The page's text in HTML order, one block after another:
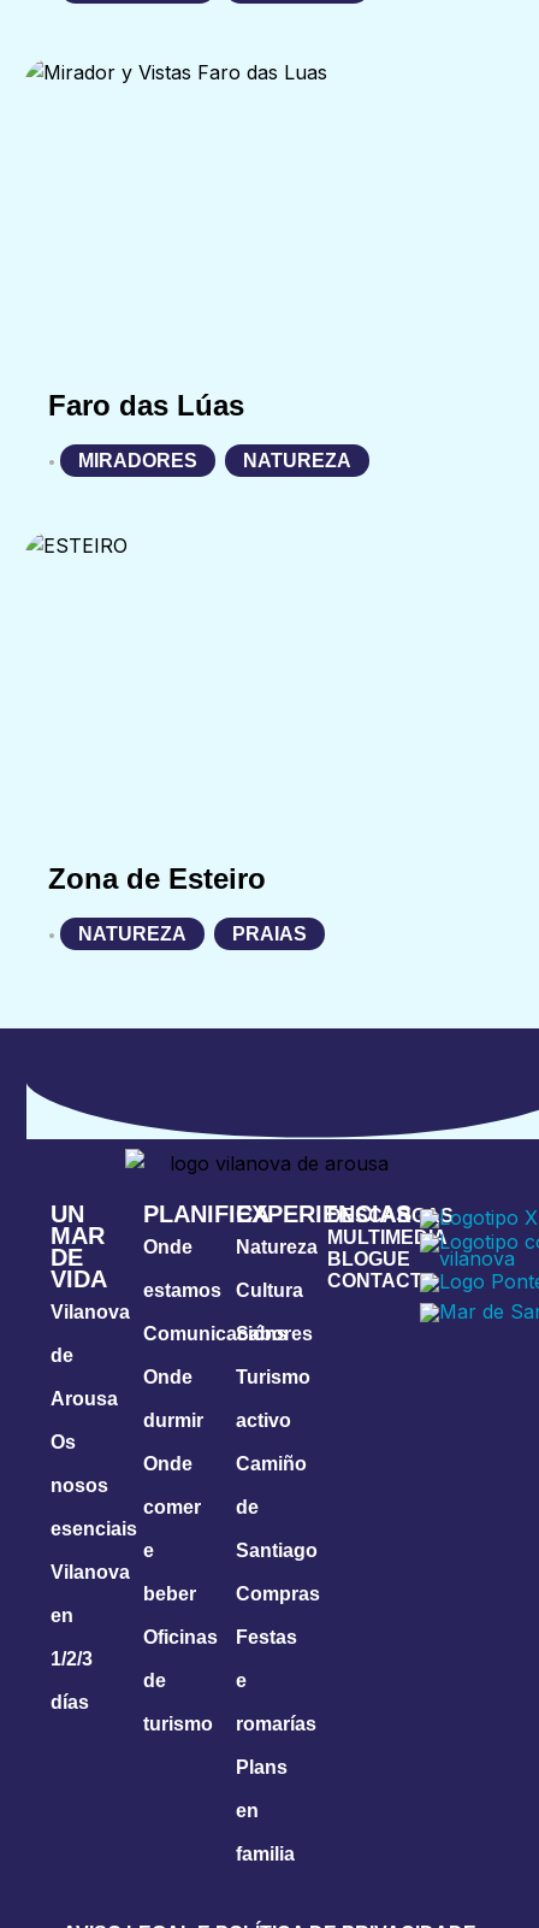
Faro das Lúas
• MIRADORES NATUREZA
Zona de Esteiro
• NATUREZA PRAIAS
UN
MAR
DE
VIDA
Vilanova
de
Arousa
Os
nosos
esenciais
Vilanova
en
1/2/3
días
PLANIFICA
Onde
estamos
Comunicacións
Onde
durmir
Onde
comer
e
beber
Oficinas
de
turismo
EXPERIENCIAS
Natureza
Cultura
Sabores
Turismo
activo
Camiño
de
Santiago
Compras
Festas
e
romarías
Plans
en
familia
DESCARGAS
MULTIMEDIA
BLOGUE
CONTACTA